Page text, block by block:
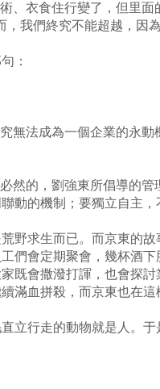
衣食住行變了，但里面
我們終究不能超越，因
：
法成為一個企業的永動
的，劉強東所倡導的管
動的機制；要獨立自主
野求生而已。而京東的
們會定期聚會，幾杯酒
既會撒潑打諢，也會探
滿血拼殺，而京東也在這
立行走的動物就是人。